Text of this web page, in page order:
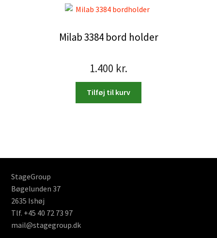
Milab 3384 bord holder
1.400 kr.
Tilføj til kurv
StageGroup
Bøgelunden 37
2635 Ishøj
Tlf. +45 40 72 73 97
mail@stagegroup.dk